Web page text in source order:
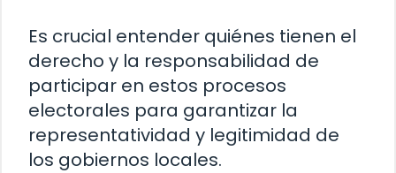
Es crucial entender quiénes tienen el
derecho y la responsabilidad de
participar en estos procesos
electorales para garantizar la
representatividad y legitimidad de
los gobiernos locales.